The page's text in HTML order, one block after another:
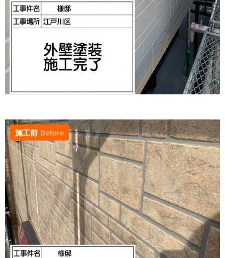
施工前 Before